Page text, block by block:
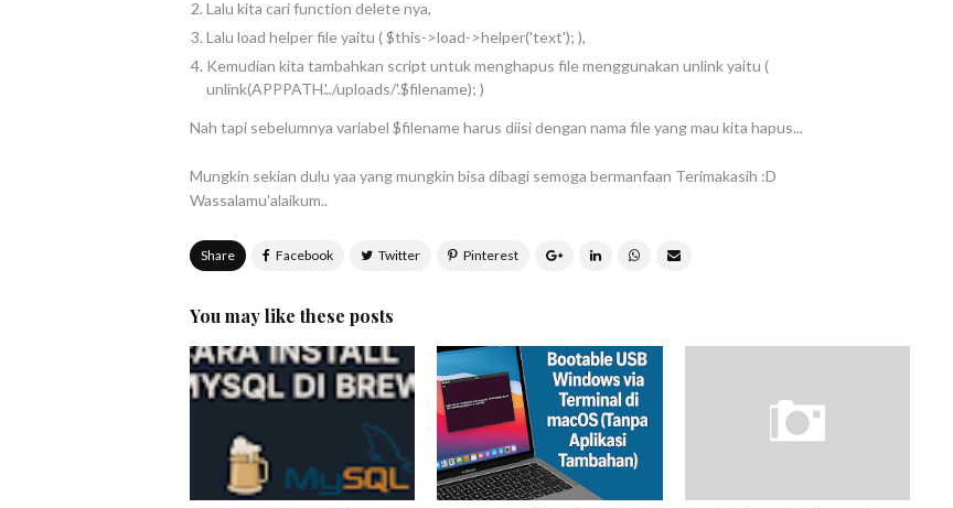
Lalu kita cari function delete nya,
Lalu load helper file yaitu ( $this->load->helper('text'); ),
Kemudian kita tambahkan script untuk menghapus file menggunakan unlink yaitu (
unlink(APPPATH.'../uploads/'.$filename); )
Nah tapi sebelumnya variabel $filename harus diisi dengan nama file yang mau kita hapus...
Mungkin sekian dulu yaa yang mungkin bisa dibagi semoga bermanfaan Terimakasih :D
Wassalamu'alaikum..
Share
You may like these posts